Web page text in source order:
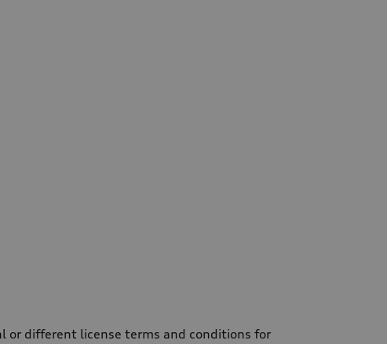
or different license terms and conditions for